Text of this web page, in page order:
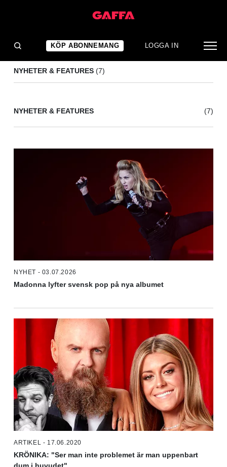
KÖP ABONNEMANG LOGGA IN
NYHETER & FEATURES (7)
NYHETER & FEATURES (7)
NYHET - 03.07.2026
Madonna lyfter svensk pop på nya albumet
ARTIKEL - 17.06.2020
KRÖNIKA: "Ser man inte problemet är man uppenbart